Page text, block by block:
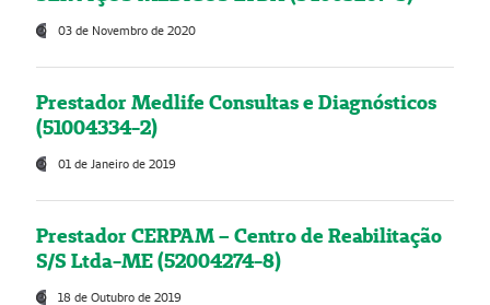
03 de Novembro de 2020
Prestador Medlife Consultas e Diagnósticos
(51004334-2)
01 de Janeiro de 2019
Prestador CERPAM – Centro de Reabilitação
S/S Ltda-ME (52004274-8)
18 de Outubro de 2019